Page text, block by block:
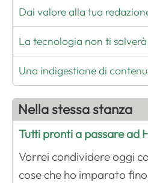
Dai valore alla tua
La tecnologia non ti salverà
Una indigestione di
Nella stessa stanza
Tutti pronti a passare ad
Vorrei condividere oggi
cose che ho imparato